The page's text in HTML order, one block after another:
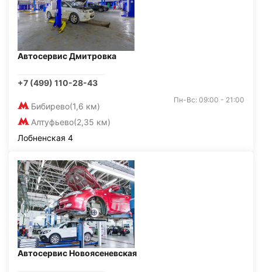
Автосервис Дмитровка
+7 (499) 110-28-43
Бибирево(1,6 км)
Алтуфьево(2,35 км)
Пн-Вс: 09:00 - 21:00
Лобненская 4
Автосервис Новоясеневская